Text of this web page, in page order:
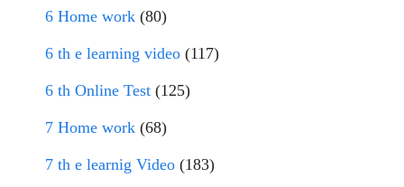
6 Home work (80)
6 th e learning video (117)
6 th Online Test (125)
7 Home work (68)
7 th e learnig Video (183)